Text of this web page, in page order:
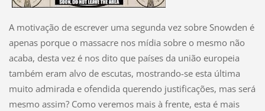
A motivação de escrever uma segunda vez sobre Snowden é
apenas porque o massacre nos mídia sobre o mesmo não
acaba, desta vez é nos dito que países da união europeia
também eram alvo de escutas, mostrando-se esta última
muito admirada e ofendida querendo justificações, mas será
mesmo assim? Como veremos mais à frente, esta é mais